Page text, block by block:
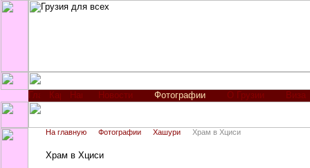
Новости Фотографии О Грузии Виза
На главную Фотографии Хашури Храм в Хциси
Храм в Хциси